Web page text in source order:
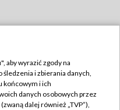
TVP
aby wyrazić zgody na
i zbierania danych,
końcowym i ich
danych osobowych przez
dalej również „TVP”),